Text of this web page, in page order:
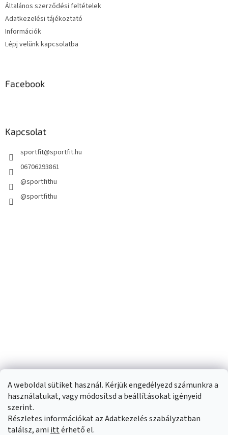
A weboldal sütiket használ. Kérjük engedélyezd számunkra a
használatukat, vagy módosítsd a beállításokat igényeid
szerint.
Részletes információkat az Adatkezelés szabályzatban
találsz, ami ittérhető el.
Általános szerződési feltételek
Adatkezelési tájékoztató
Információk
Lépj velünk kapcsolatba
Facebook
Kapcsolat
sportfit@sportfit.hu
06706293861
@sportfithu
@sportfithu
Shoptet készítette